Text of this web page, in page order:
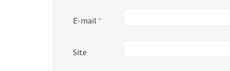
E-mail *
Site